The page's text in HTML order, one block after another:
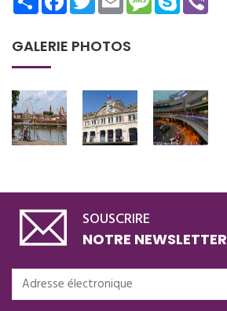
GALERIE PHOTOS
SOUSCRIRE
NOTRE NEWSLETTER